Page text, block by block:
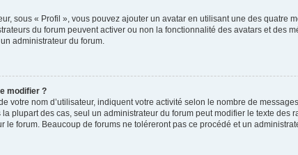
sous « Profil », vous pouvez ajouter un avatar en utilisant une des quatre
du forum peuvent activer ou non la fonctionnalité des avatars et des
administrateur du forum.
modifier ?
votre nom d’utilisateur, indiquent votre activité selon le nombre de
plupart des cas, seul un administrateur du forum peut modifier le texte
le forum. Beaucoup de forums ne toléreront pas ce procédé et un